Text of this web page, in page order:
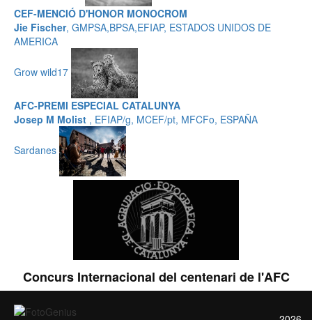
CEF-MENCIÓ D'HONOR MONOCROM
Jie Fischer, GMPSA,BPSA,EFIAP, ESTADOS UNIDOS DE
AMERICA
Grow wild17
AFC-PREMI ESPECIAL CATALUNYA
Josep M Molist , EFIAP/g, MCEF/pt, MFCFo, ESPAÑA
Sardanes
Concurs Internacional del centenari de l'AFC